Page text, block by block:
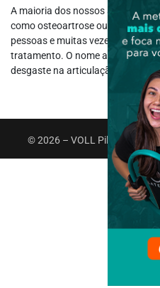
A maioria dos nossos alunos e
como osteoartrose ou artrose. O
pessoas e muitas vezes
tratamento. O nome artrose tem
desgaste na articulação, mas o...
© 2026 – VOLL Pilates